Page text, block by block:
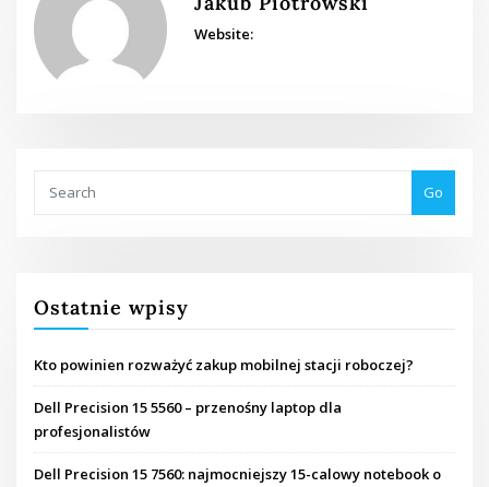
Website:
Go
Ostatnie wpisy
Kto powinien rozważyć zakup mobilnej stacji roboczej?
Dell Precision 15 5560 – przenośny laptop dla
profesjonalistów
Dell Precision 15 7560: najmocniejszy 15-calowy notebook o